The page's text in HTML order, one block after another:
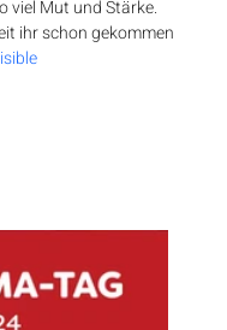
viel Mut und Stärke.
ihr schon gekommen